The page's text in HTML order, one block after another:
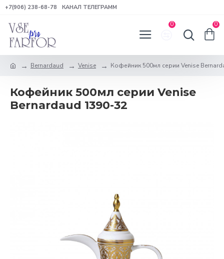
+7(906) 238-68-78 КАНАЛ ТЕЛЕГРАММ
0 0
Bernardaud Venise Кофейник 500мл серии Venise
Кофейник 500мл серии Venise
Bernardaud 1390-32